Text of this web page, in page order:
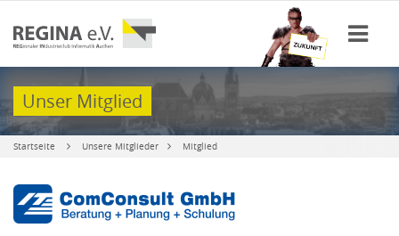
Unser Mitglied
Startseite Unsere Mitglieder Mitglied